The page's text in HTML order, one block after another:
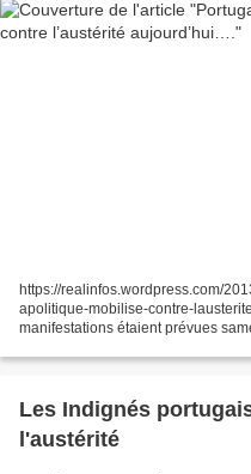
https://realinfos.wordpress.com/
apolitique-mobilise-contre-
manifestations étaient prévues
Les Indignés
l'austérité